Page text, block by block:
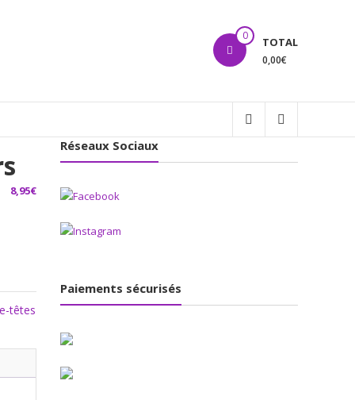
0 TOTAL
0,00€
8,95€
têtes
Réseaux Sociaux
Paiements sécurisés